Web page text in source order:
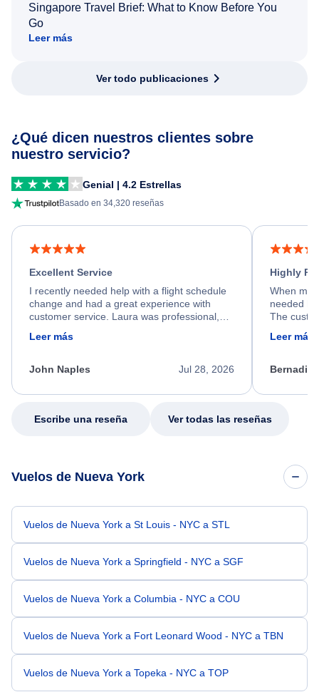
Singapore Travel Brief: What to Know Before You
Go
Leer más
Ver todo publicaciones
¿Qué dicen nuestros clientes sobre
nuestro servicio?
Genial | 4.2 Estrellas
Basado en 34,320 reseñas
Excellent Service
I recently needed help with a flight schedule
change and had a great experience with
customer service. Laura was professional,
process. She quickly found a solution and
appreciate her excellent service.
Leer más
Jul 28, 2026
John Naples
Highly
When my
needed
The
my issue.
Leer más
Escribe una reseña Ver todas las reseñas
Vuelos de Nueva York
Vuelos de Nueva York a St Louis - NYC a STL
Vuelos de Nueva York a Springfield - NYC a SGF
Vuelos de Nueva York a Columbia - NYC a COU
Vuelos de Nueva York a Fort Leonard Wood - NYC a TBN
Vuelos de Nueva York a Topeka - NYC a TOP